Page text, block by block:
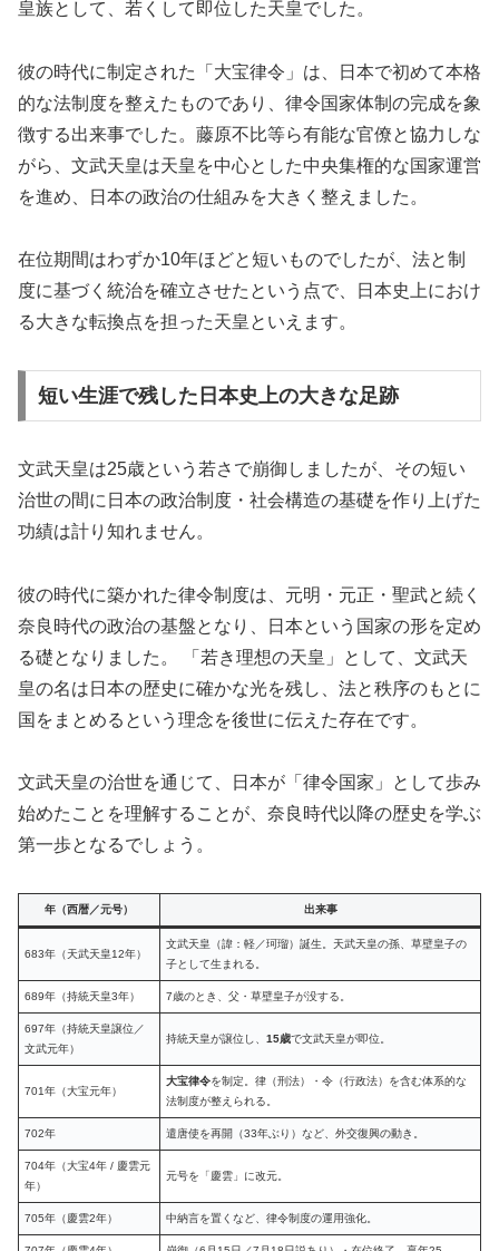
皇族として、若くして即位した天皇でした。
彼の時代に制定された「大宝律令」は、日本で初めて本格
的な法制度を整えたものであり、律令国家体制の完成を象
徴する出来事でした。藤原不比等ら有能な官僚と協力しな
がら、文武天皇は天皇を中心とした中央集権的な国家運営
を進め、日本の政治の仕組みを大きく整えました。
在位期間はわずか10年ほどと短いものでしたが、法と制
度に基づく統治を確立させたという点で、日本史上におけ
る大きな転換点を担った天皇といえます。
短い生涯で残した日本史上の大きな足跡
文武天皇は25歳という若さで崩御しましたが、その短い
治世の間に日本の政治制度・社会構造の基礎を作り上げた
功績は計り知れません。
彼の時代に築かれた律令制度は、元明・元正・聖武と続く
奈良時代の政治の基盤となり、日本という国家の形を定め
る礎となりました。 「若き理想の天皇」として、文武天
皇の名は日本の歴史に確かな光を残し、法と秩序のもとに
国をまとめるという理念を後世に伝えた存在です。
文武天皇の治世を通じて、日本が「律令国家」として歩み
始めたことを理解することが、奈良時代以降の歴史を学ぶ
第一歩となるでしょう。
年（西暦／元号） 出来事
683年（天武天皇12年）
文武天皇（諱：軽／珂瑠）誕生。天武天皇の孫、草壁皇子の
子として生まれる。
689年（持統天皇3年） 7歳のとき、父・草壁皇子が没する。
697年（持統天皇譲位／
文武元年）
持統天皇が譲位し、15歳で文武天皇が即位。
701年（大宝元年）
大宝律令を制定。律（刑法）・令（行政法）を含む体系的な
法制度が整えられる。
702年 遣唐使を再開（33年ぶり）など、外交復興の動き。
704年（大宝4年 / 慶雲元
年）
元号を「慶雲」に改元。
705年（慶雲2年） 中納言を置くなど、律令制度の運用強化。